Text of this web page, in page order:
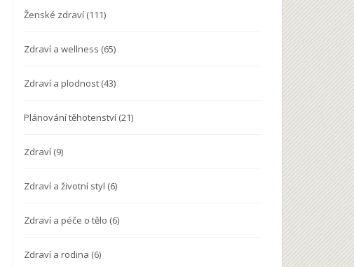
Ženské zdraví (111)
Zdraví a wellness (65)
Zdraví a plodnost (43)
Plánování těhotenství (21)
Zdraví (9)
Zdraví a životní styl (6)
Zdraví a péče o tělo (6)
Zdraví a rodina (6)